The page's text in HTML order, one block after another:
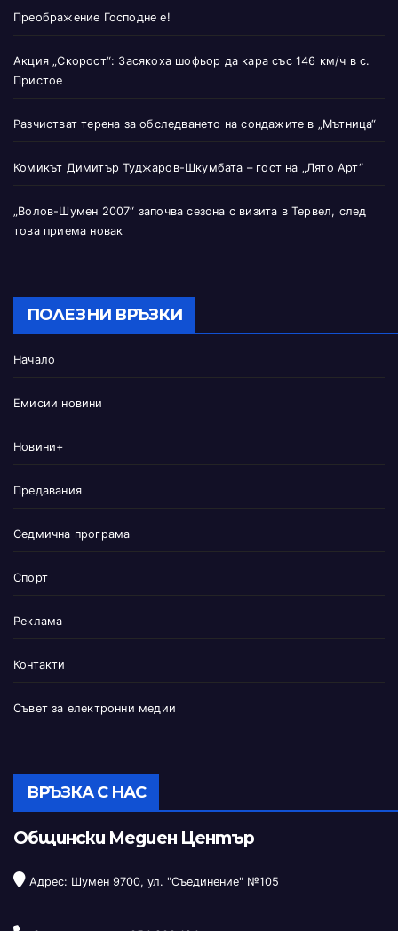
Преображение Господне е!
Акция „Скорост“: Засякоха шофьор да кара със 146 км/ч в с.
Пристое
Разчистват терена за обследването на сондажите в „Мътница“
Комикът Димитър Туджаров-Шкумбата – гост на „Лято Арт“
„Волов-Шумен 2007“ започва сезона с визита в Тервел, след
това приема новак
ПОЛЕЗНИ ВРЪЗКИ
Начало
Емисии новини
Новини+
Предавания
Седмична програма
Спорт
Реклама
Контакти
Съвет за електронни медии
ВРЪЗКА С НАС
Общински Медиен Център
Адрес: Шумен 9700, ул. "Съединение" №105